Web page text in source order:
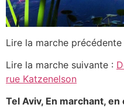
Lire la marche précédente
Lire la marche suivante :
rue Katzenelson
Tel Aviv, En marchant,